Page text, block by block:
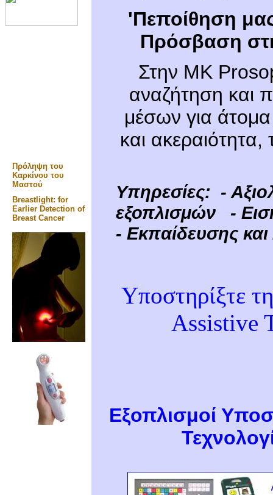
Πρόληψη του
Καρκίνου του
Μαστού
Breastlight: for
Earlier Detection of
Breast Cancer
'Πεποίθηση μας
Πρόσβαση
Στην MK
αναζήτηση και
μέσων για
και ακεραιότητα,
Υπηρεσίες: -
εξοπλισμών -
- Εκπαίδευσης και
Υποστηρίξτε
Assistive
Εξοπλισμοί